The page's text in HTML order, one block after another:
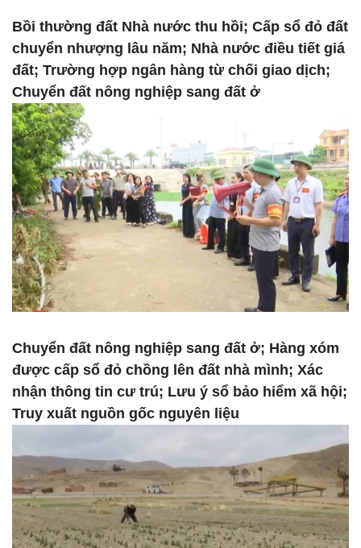
Bồi thường đất Nhà nước thu hồi; Cấp sổ đỏ đất
chuyển nhượng lâu năm; Nhà nước điều tiết giá
đất; Trường hợp ngân hàng từ chối giao dịch;
Chuyển đất nông nghiệp sang đất ở
Chuyển đất nông nghiệp sang đất ở; Hàng xóm
được cấp sổ đỏ chồng lên đất nhà mình; Xác
nhận thông tin cư trú; Lưu ý sổ bảo hiểm xã hội;
Truy xuất nguồn gốc nguyên liệu